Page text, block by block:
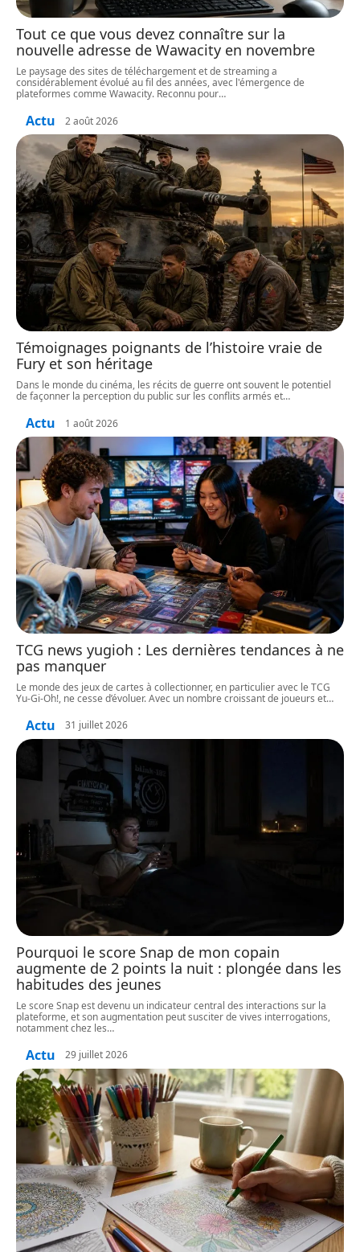
Tout ce que vous devez connaître sur la
nouvelle adresse de Wawacity en novembre
Le paysage des sites de téléchargement et de streaming a
considérablement évolué au fil des années, avec l'émergence de
plateformes comme Wawacity. Reconnu pour…
Actu 2 août 2026
Témoignages poignants de l’histoire vraie de
Fury et son héritage
Dans le monde du cinéma, les récits de guerre ont souvent le potentiel
de façonner la perception du public sur les conflits armés et…
Actu 1 août 2026
TCG news yugioh : Les dernières tendances à ne
pas manquer
Le monde des jeux de cartes à collectionner, en particulier avec le TCG
Yu-Gi-Oh!, ne cesse d’évoluer. Avec un nombre croissant de joueurs et…
Actu 31 juillet 2026
Pourquoi le score Snap de mon copain
augmente de 2 points la nuit : plongée dans les
habitudes des jeunes
Le score Snap est devenu un indicateur central des interactions sur la
plateforme, et son augmentation peut susciter de vives interrogations,
notamment chez les…
Actu 29 juillet 2026